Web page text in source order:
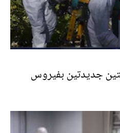
جديدتين بفيروس